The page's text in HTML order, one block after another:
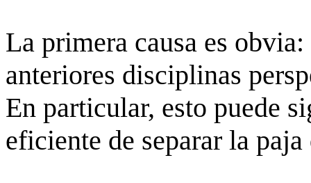
La primera causa es
anteriores disciplinas
En particular, esto puede
eficiente de separar la